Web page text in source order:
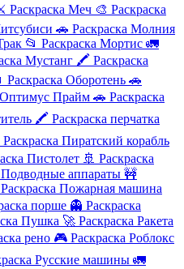
Раскраска Меч 🎨 Раскраска
🚗 Раскраска Молния
📂 Раскраска Мортис 🚛
Мустанг 🖍️ Раскраска
Раскраска Оборотень 🚗
Оптимус Прайм 🚗 Раскраска
🖍️ Раскраска перчатка
Раскраска Пиратский корабль
Пистолет 🚢 Раскраска
Подводные аппараты 🚧
Раскраска Пожарная машина
порше 👻 Раскраска
Пушка 🚀 Раскраска Ракета
рено 🎮 Раскраска Роблокс
Русские машины 🚛